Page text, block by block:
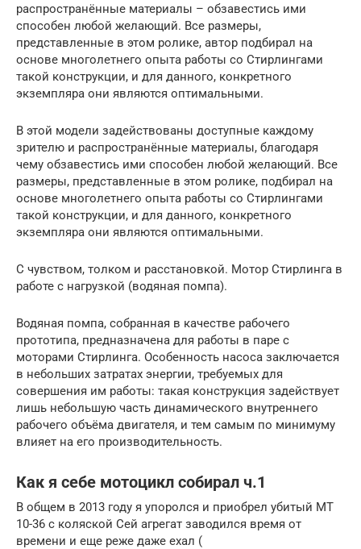
распространённые материалы – обзавестись ими
способен любой желающий. Все размеры,
представленные в этом ролике, автор подбирал на
основе многолетнего опыта работы со Стирлингами
такой конструкции, и для данного, конкретного
экземпляра они являются оптимальными.
В этой модели задействованы доступные каждому
зрителю и распространённые материалы, благодаря
чему обзавестись ими способен любой желающий. Все
размеры, представленные в этом ролике, подбирал на
основе многолетнего опыта работы со Стирлингами
такой конструкции, и для данного, конкретного
экземпляра они являются оптимальными.
C чувством, толком и расстановкой. Мотор Стирлинга в
работе с нагрузкой (водяная помпа).
Водяная помпа, собранная в качестве рабочего
прототипа, предназначена для работы в паре с
моторами Стирлинга. Особенность насоса заключается
в небольших затратах энергии, требуемых для
совершения им работы: такая конструкция задействует
лишь небольшую часть динамического внутреннего
рабочего объёма двигателя, и тем самым по минимуму
влияет на его производительность.
Как я себе мотоцикл собирал ч.1
В общем в 2013 году я упоролся и приобрел убитый МТ
10-36 с коляской Сей агрегат заводился время от
времени и еще реже даже ехал (